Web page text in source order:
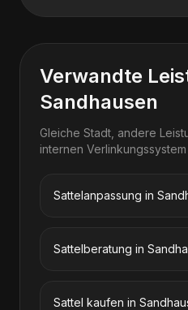
Verwandte
Sandhausen
Gleiche Stadt, andere
internen
Sattelanpassung in
Sattelberatung in
Sattel kaufen in